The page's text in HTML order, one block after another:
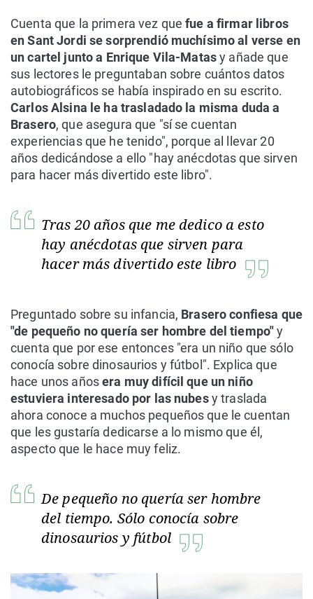
Cuenta que la primera vez que fue a firmar libros
en Sant Jordi se sorprendió muchísimo al verse en
un cartel junto a Enrique Vila-Matasy añade que
sus lectores le preguntaban sobre cuántos datos
autobiográficos se había inspirado en su escrito.
Carlos Alsina le ha trasladado la misma duda a
Brasero, que asegura que "sí se cuentan
experiencias que he tenido", porque al llevar 20
años dedicándose a ello "hay anécdotas que sirven
para hacer más divertido este libro".
Tras 20 años que me dedico a esto
hay anécdotas que sirven para
hacer más divertido este libro
Preguntado sobre su infancia, Brasero confiesa que
"de pequeño no quería ser hombre del tiempo"y
cuenta que por ese entonces "era un niño que sólo
conocía sobre dinosaurios y fútbol". Explica que
hace unos añosera muy difícil que un niño
estuviera interesado por las nubesy traslada
ahora conoce a muchos pequeños que le cuentan
que les gustaría dedicarse a lo mismo que él,
aspecto que le hace muy feliz.
De pequeño no quería ser hombre
del tiempo. Sólo conocía sobre
dinosaurios y fútbol